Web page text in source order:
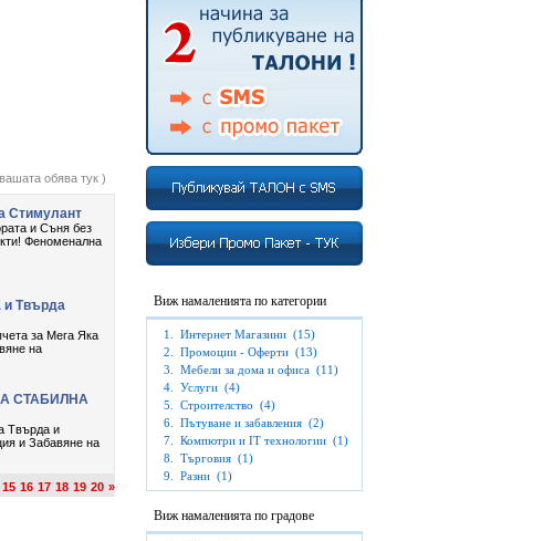
Виж намаленията по категории
1. Интернет Магазини (15)
2.
Промоции - Оферти (13)
3.
Мебели за дома и офиса (11)
4.
Услуги (4)
5.
Строителство (4)
6.
Пътуване и забавления (2)
7.
Компютри и IT технологии (1)
8.
Търговия (1)
9.
Разни (1)
Виж намаленията по градове